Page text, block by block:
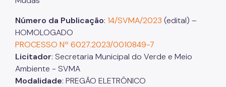
Número da Publicação: 14/SVMA/2023 (edital) –
HOMOLOGADO
PROCESSO Nº 6027.2023/0010849-7
Licitador: Secretaria Municipal do Verde e Meio
Ambiente - SVMA
Modalidade: PREGÃO ELETRÔNICO